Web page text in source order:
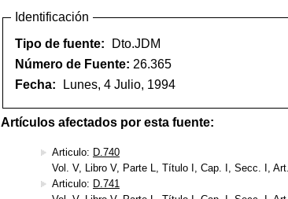
Identificación
Tipo de fuente:
Dto.JDM
Número de Fuente: 26.365
Fecha:
Lunes, 4 Julio, 1994
Artículos afectados por esta fuente:
Articulo: D.740
Vol. V, Libro V, Parte L, Título I, Cap. I, Secc. I,
Articulo: D.741